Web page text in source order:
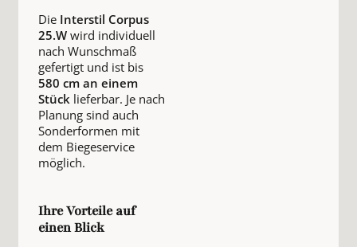
Die Interstil Corpus
25.Wwird individuell
nach Wunschmaß
gefertigt und ist bis
580 cm an einem
Stück lieferbar. Je nach
Planung sind auch
Sonderformen mit
dem Biegeservice
möglich.
Ihre Vorteile auf
einen Blick